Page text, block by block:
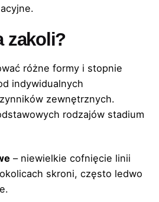
zakoli?
różne formy i stopnie
indywidualnych
zewnętrznych.
rodzajów stadium
– niewielkie cofnięcie linii
skroni, często ledwo